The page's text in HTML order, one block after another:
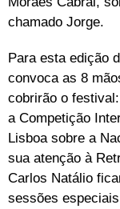
chamado Jorge.
Para esta edição
convoca as 8
cobrirão o
a Competição
Lisboa sobre a
sua atenção à
Carlos Natálio
sessões